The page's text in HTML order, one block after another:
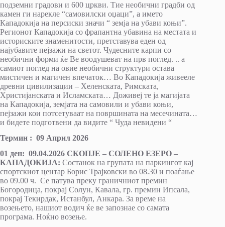
подземни градови и 600 цркви. Тие необични градби од
камен ги нарекле “самовилски оџаци”, а името
Кападокија на персиски значи “ земја на убави коњи”.
Регионот Кападокија со фрапантна убавина на местата и
историските знаменитости, претставува еден од
најубавите пејзажи на светот. Чудесните карпи со
необични форми ќе Ве воодушеват на прв поглед. .. a
самиот поглед на овие необични структури остава
мистичен и магичен впечаток… Во Кападокија живееле
древни цивилизации – Хеленската, Римската,
Христијанската и Исламската… Доживеј те ја магијата
на Кападокија, земјата на самовили и убави коњи,
пејзажи кои потсетуваат на површината на месечината…
и бидете подготвени да видите “ Чуда невидени “
Термин : 09 Април 2026
01 ден: 09.04.2026 СКОПЈЕ – СОЛЕНО ЕЗЕРО –
КАПАДОКИЈА: Состанок на групата на паркингот кај
спортскиот центар Борис Трајковски во 08.30 и поаѓање
во 09.00 ч. Се патува преку граничниот премин
Богородица, покрај Солун, Кавала, гр. премин Ипсала,
покрај Текирдак, Истанбул, Анкара. За време на
возењето, нашиот водич ќе ве запознае со самата
програма. Ноќно возење.